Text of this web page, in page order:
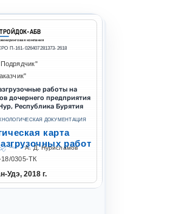
АБВ
компания
П-161-026407281373-2618
работы на
дочернего предприятия
Республика Бурятия
ДОКУМЕНТАЦИЯ
карта
работ
18/0305-ТК
А. Д. Нурисламов
Удэ, 2018 г.